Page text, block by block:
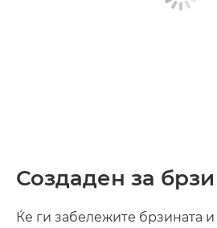
Создаден за
Ќе ги забележите брзината